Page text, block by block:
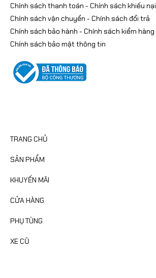
Chính sách thanh toán - Chính sách khiếu nại
Chính sách vận chuyển - Chính sách đổi trả
Chính sách bảo hành - Chính sách kiểm hàng
Chính sách bảo mật thông tin
TRANG CHỦ
SẢN PHẨM
KHUYẾN MÃI
CỬA HÀNG
PHỤ TÙNG
XE CŨ